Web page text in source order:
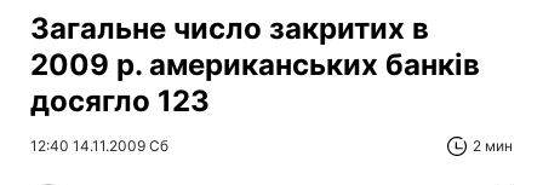
Загальне число закритих в
2009 р. американських банків
досягло 123
12:40 14.11.2009 Сб 2 мин